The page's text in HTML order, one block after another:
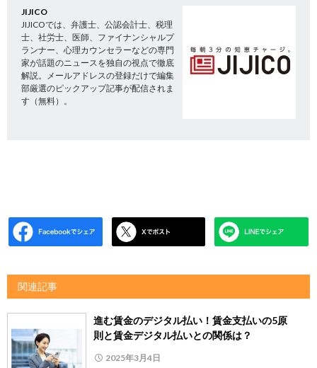
JIJICO
JIJICOでは、弁護士、公認会計士、税理
士、社労士、医師、ファイナンシャルプ
ランナー、心理カウンセラーなどの専門
家が話題のニュースを独自の視点で徹底
解説。メールアドレスの登録だけで編集
部厳選のピックアップ記事が配信されま
す（無料）。
関連記事
進む賃金のデジタル払い！賃金支払いの5原
則と賃金デジタル払いとの関係は？
2025年3月4日